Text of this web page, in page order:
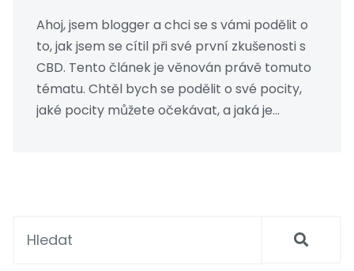
Ahoj, jsem blogger a chci se s vámi podělit o
to, jak jsem se cítil při své první zkušenosti s
CBD. Tento článek je věnován právě tomuto
tématu. Chtěl bych se podělit o své pocity,
jaké pocity můžete očekávat, a jaká je